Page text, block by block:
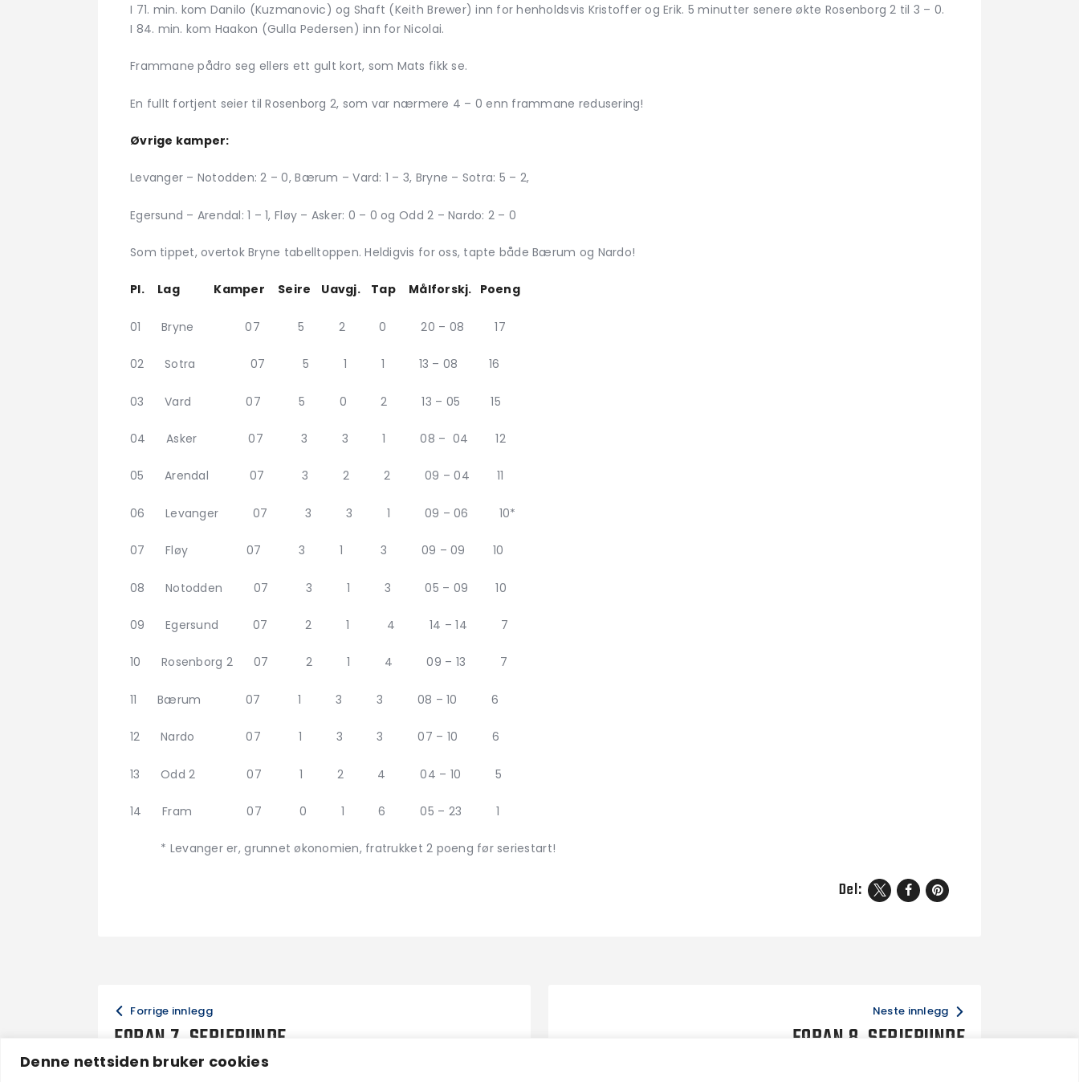
Denne nettsiden bruker cookies
I 71. min. kom Danilo (Kuzmanovic) og Shaft (Keith Brewer) inn for henholdsvis Kristoffer og Erik. 5 minutter senere økte Rosenborg 2 til 3 – 0.
I 84. min. kom Haakon (Gulla Pedersen) inn for Nicolai.
Frammane pådro seg ellers ett gult kort, som Mats fikk se.
En fullt fortjent seier til Rosenborg 2, som var nærmere 4 – 0 enn frammane redusering!
Øvrige kamper:
Levanger – Notodden: 2 – 0, Bærum – Vard: 1 – 3, Bryne – Sotra: 5 – 2,
Egersund – Arendal: 1 – 1, Fløy – Asker: 0 – 0 og Odd 2 – Nardo: 2 – 0
Som tippet, overtok Bryne tabelltoppen. Heldigvis for oss, tapte både Bærum og Nardo!
Pl. Lag Kamper Seire Uavgj. Tap Målforskj. Poeng
01 Bryne 07 5 2 0 20 – 08 17
02 Sotra 07 5 1 1 13 – 08 16
03 Vard 07 5 0 2 13 – 05 15
04 Asker 07 3 3 1 08 – 04 12
05 Arendal 07 3 2 2 09 – 04 11
06 Levanger 07 3 3 1 09 – 06 10*
07 Fløy 07 3 1 3 09 – 09 10
08 Notodden 07 3 1 3 05 – 09 10
09 Egersund 07 2 1 4 14 – 14 7
10 Rosenborg 2 07 2 1 4 09 – 13 7
11 Bærum 07 1 3 3 08 – 10 6
12 Nardo 07 1 3 3 07 – 10 6
13 Odd 2 07 1 2 4 04 – 10 5
14 Fram 07 0 1 6 05 – 23 1
* Levanger er, grunnet økonomien, fratrukket 2 poeng før seriestart!
Del:
Forrige innlegg
FORAN 7. SERIERUNDE
Neste innlegg
FORAN 8. SERIERUNDE